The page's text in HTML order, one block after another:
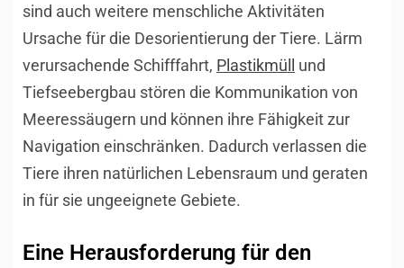
sind auch weitere menschliche Aktivitäten
Ursache für die Desorientierung der Tiere. Lärm
verursachende Schifffahrt, Plastikmüll
und
Tiefseebergbau stören die Kommunikation von
Meeressäugern und können ihre Fähigkeit zur
Navigation einschränken. Dadurch verlassen die
Tiere ihren natürlichen Lebensraum und geraten
in für sie ungeeignete Gebiete.
Eine Herausforderung für den